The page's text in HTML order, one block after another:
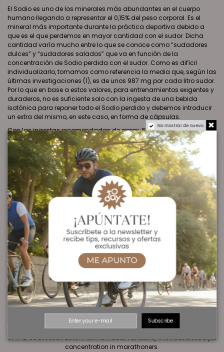
El Sodio es uno de los minerales más abundantes en el cuerpo
humano llegando a representar el 0,15% del peso corporal. Es el
mineral más importante durante la práctica deportiva debido a
que es el que perdemos en mayor cantidad con el sudor. Dicha
cantidad varía mucho entre lo que se conoce como “sudadores
dulces” y “sudadores salados” que va en función de la
concentración de Sodio perdida con el sudor. Como es difícil
individualizarlo, tomamos como referencia la media que, según las
últimas investigaciones (1), es de unos 987 mg por cada litro sudor.
Por lo que en base a estos valores, para entrenamientos exigentes y
duraderos, no es suficiente solo con la ingesta de una bebida
isotónica para reponer todo el Sodio perdido y debemos introducir
un extra del mismo, en este caso, en forma de cápsulas.
Con las ingestas recomendadas de aprox. 500 ml/hora de IsoDrink
& Energy (295 mg) + 1 ó 2 cápsulas de PRO Salt Caps (310 mg/cap.)
el deportista tiene la seguridad de cubrir las necesidades de Sodio
perdidas en el entrenamiento y/o competición. Además el
consumo de Sodio es fundamental para evitar la Hiponatremia,
que es la disminución de la concentración de este mineral en el
plasma sanguíneo, lo que facilita la deshidratación.
Las pérdidas medias de Potasio (1) (234 mg/litro sudor) son
perfectamente repuestas con la misma ingesta combinada de
IsoDrink & Energy (193 mg) y PRO Salt Caps (54 mg).
Fuentes orgánicas altamente asimilables: el Potasio, Calcio y
Magnesio son aportadas en forma de sales orgánicas (Citratos y
Gluconato respectivamente) cuya biodisponibilidad es mayor que
usando sales inorgánicas como los óxidos, carbonatos, etc.
empleadas habitualmente por su, aparentemente, mayor aporte del
mineral en cuestión y su menor coste.
11% de descuento aquí. Cupón "ComeyCorre"
(1) J Int Soc Sports Nutr. 2016 Jul 29;13:31. doi: 10.1186/s12970-016-
0141-z. eCollection 2016. Interindividual variability in sweat electrolyte
concentration in marathoners.
No mostrar de nuevo.
Subscribe